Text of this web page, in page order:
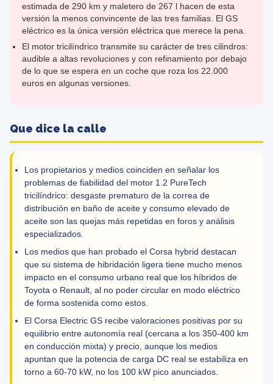
estimada de 290 km y maletero de 267 l hacen de esta
versión la menos convincente de las tres familias. El GS
eléctrico es la única versión eléctrica que merece la pena.
El motor tricilíndrico transmite su carácter de tres cilindros:
audible a altas revoluciones y con refinamiento por debajo
de lo que se espera en un coche que roza los 22.000
euros en algunas versiones.
Que dice la calle
Los propietarios y medios coinciden en señalar los
problemas de fiabilidad del motor 1.2 PureTech
tricilíndrico: desgaste prematuro de la correa de
distribución en baño de aceite y consumo elevado de
aceite son las quejas más repetidas en foros y análisis
especializados.
Los medios que han probado el Corsa hybrid destacan
que su sistema de hibridación ligera tiene mucho menos
impacto en el consumo urbano real que los híbridos de
Toyota o Renault, al no poder circular en modo eléctrico
de forma sostenida como estos.
El Corsa Electric GS recibe valoraciones positivas por su
equilibrio entre autonomía real (cercana a los 350-400 km
en conducción mixta) y precio, aunque los medios
apuntan que la potencia de carga DC real se estabiliza en
torno a 60-70 kW, no los 100 kW pico anunciados.